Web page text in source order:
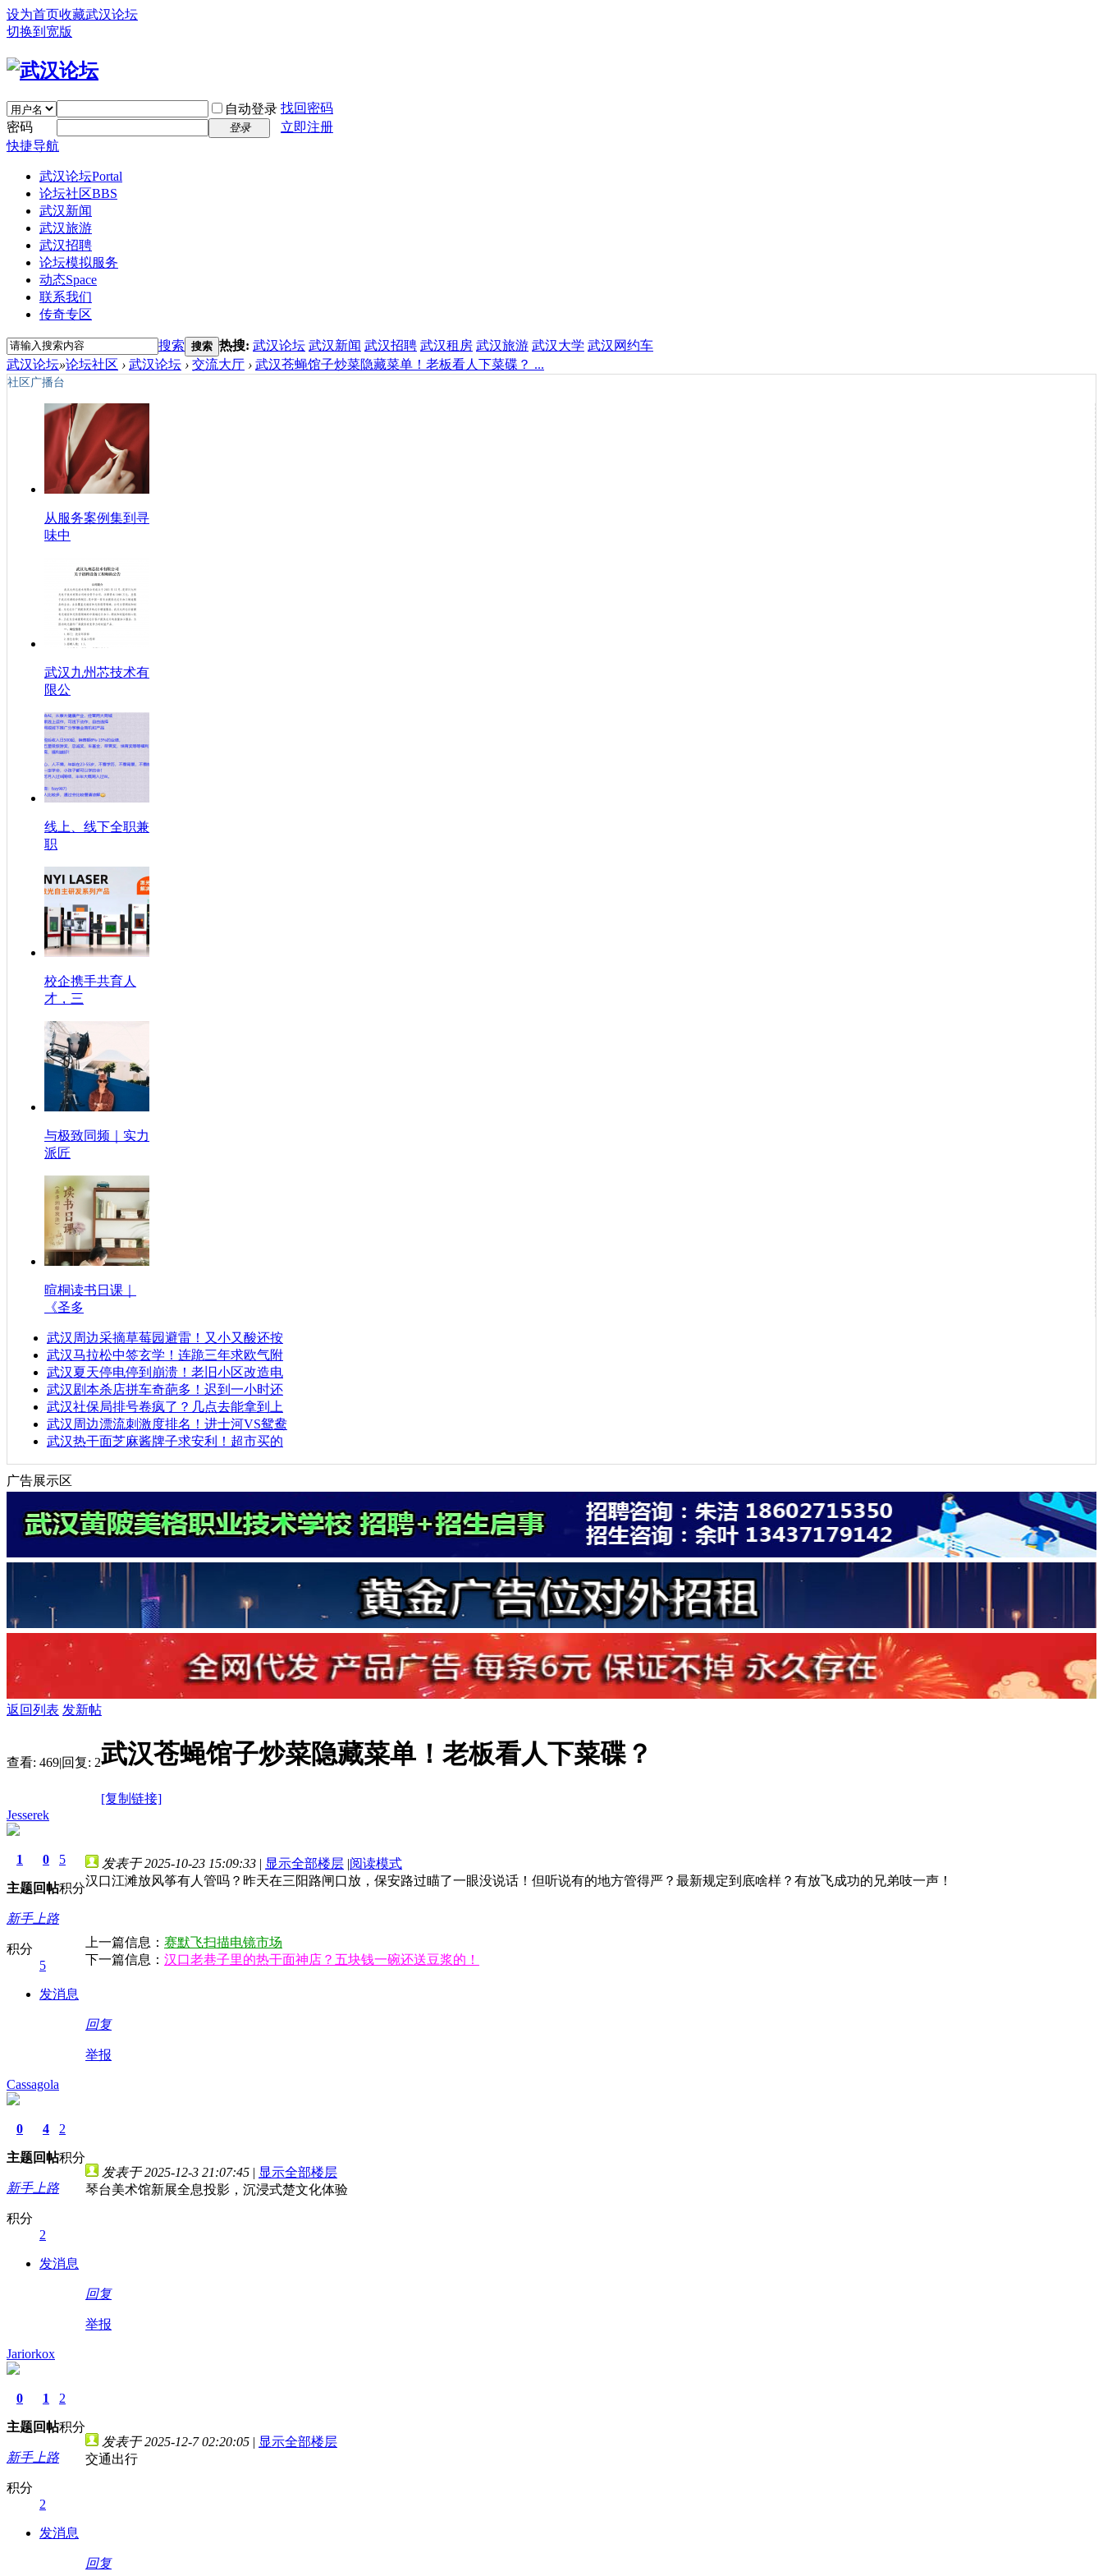
设为首页收藏武汉论坛
切换到宽版
自动登录 找回密码
密码
登录
立即注册
快捷导航
武汉论坛Portal
论坛社区BBS
武汉新闻
武汉旅游
武汉招聘
论坛模拟服务
动态Space
联系我们
传奇专区
搜索 搜索 热搜: 武汉论坛 武汉新闻 武汉招聘 武汉租房 武汉旅游 武汉大学 武汉网约车
武汉论坛»论坛社区 › 武汉论坛 › 交流大厅 › 武汉苍蝇馆子炒菜隐藏菜单！老板看人下菜碟？ ...
社区广播台
从服务案例集到寻
味中
武汉九州芯技术有
限公
线上、线下全职兼
职
校企携手共育人
才，三
与极致同频｜实力
派匠
暄桐读书日课｜
《圣多
武汉周边采摘草莓园避雷！又小又酸还按
武汉马拉松中签玄学！连跪三年求欧气附
武汉夏天停电停到崩溃！老旧小区改造电
武汉剧本杀店拼车奇葩多！迟到一小时还
武汉社保局排号卷疯了？几点去能拿到上
武汉周边漂流刺激度排名！进士河VS鸳鸯
武汉热干面芝麻酱牌子求安利！超市买的
广告展示区
返回列表 发新帖
查看: 469|回复: 2武汉苍蝇馆子炒菜隐藏菜单！老板看人下菜碟？
[复制链接]
Jesserek
1
主题
0
回帖
5
积分
新手上路
积分
5
发消息
发表于 2025-10-23 15:09:33 | 显示全部楼层 |阅读模式
汉口江滩放风筝有人管吗？昨天在三阳路闸口放，保安路过瞄了一眼没说话！但听说有的地方管得严？最新规定到底啥样？有放飞成功的兄弟吱一声！
上一篇信息： 赛默飞扫描电镜市场
下一篇信息： 汉口老巷子里的热干面神店？五块钱一碗还送豆浆的！
回复
举报
Cassagola
0
主题
4
回帖
2
积分
新手上路
积分
2
发消息
发表于 2025-12-3 21:07:45 | 显示全部楼层
琴台美术馆新展全息投影，沉浸式楚文化体验
回复
举报
Jariorkox
0
主题
1
回帖
2
积分
新手上路
积分
2
发消息
发表于 2025-12-7 02:20:05 | 显示全部楼层
交通出行
回复